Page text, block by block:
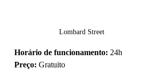
Lombard Street
Horário de funcionamento: 24h
Preço: Gratuito